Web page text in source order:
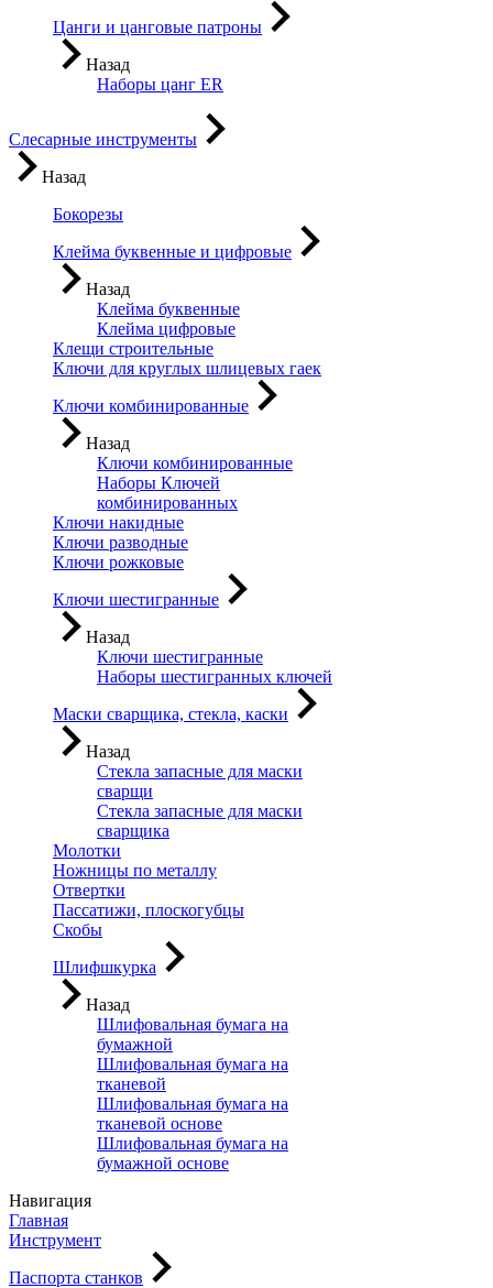
Цанги и цанговые патроны
Назад
Наборы цанг ER
Слесарные инструменты
Назад
Бокорезы
Клейма буквенные и цифровые
Назад
Клейма буквенные
Клейма цифровые
Клещи строительные
Ключи для круглых шлицевых гаек
Ключи комбинированные
Назад
Ключи комбинированные
Наборы Ключей
комбинированных
Ключи накидные
Ключи разводные
Ключи рожковые
Ключи шестигранные
Назад
Ключи шестигранные
Наборы шестигранных ключей
Маски сварщика, стекла, каски
Назад
Стекла запасные для маски
сварщи
Стекла запасные для маски
сварщика
Молотки
Ножницы по металлу
Отвертки
Пассатижи, плоскогубцы
Скобы
Шлифшкурка
Назад
Шлифовальная бумага на
бумажной
Шлифовальная бумага на
тканевой
Шлифовальная бумага на
тканевой основе
Шлифовальная бумага на
бумажной основе
Навигация
Главная
Инструмент
Паспорта станков